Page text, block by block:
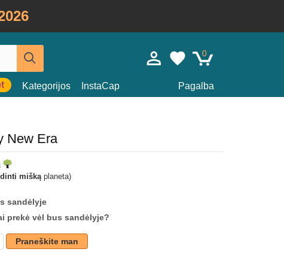
0
Kategorijos InstaCap Pagalba
New Era
miškąplaneta)
sandėlyje
prekė vėl bus sandėlyje?
Praneškite man